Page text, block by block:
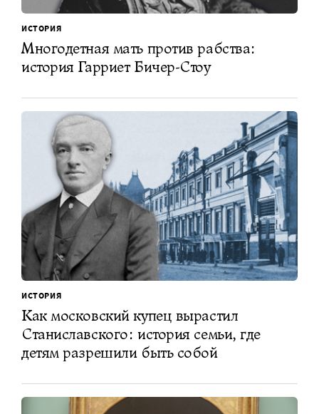
ИСТОРИЯ
Многодетная мать против рабства:
история Гарриет Бичер-Стоу
ИСТОРИЯ
Как московский купец вырастил
Станиславского: история семьи, где
детям разрешили быть собой